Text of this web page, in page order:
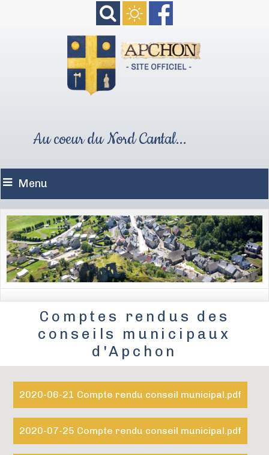
Au coeur du Nord Cantal...
Menu
Comptes rendus des
conseils municipaux
d'Apchon
2020-06-21 Compte rendu conseil municipal.pdf
2020-07-25 Compte rendu conseil municipal.pdf